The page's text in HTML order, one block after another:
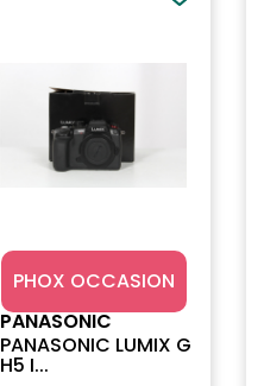
PHOX OCCASION
PANASONIC
PANASONIC LUMIX G
H5 I...